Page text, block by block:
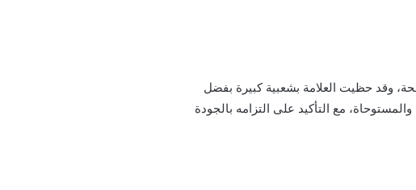
وقد حظيت العلامة بشعبية كبيرة بفضل
مع التأكيد على التزامه بالجودة